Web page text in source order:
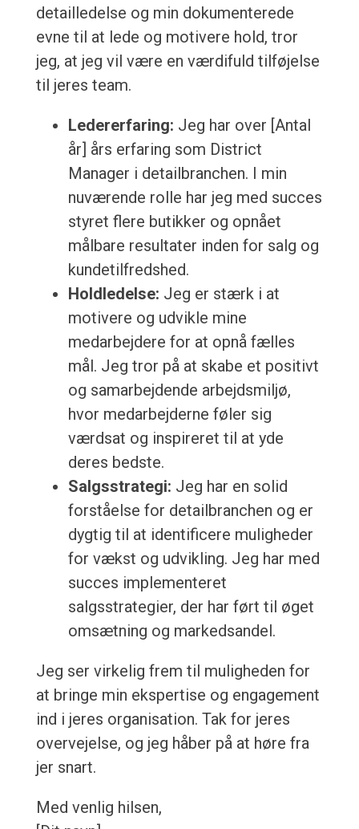
detailledelse og min dokumenterede
evne til at lede og motivere hold, tror
jeg, at jeg vil være en værdifuld tilføjelse
til jeres team.
Ledererfaring: Jeg har over [Antal
år] års erfaring som District
Manager i detailbranchen. I min
nuværende rolle har jeg med succes
styret flere butikker og opnået
målbare resultater inden for salg og
kundetilfredshed.
Holdledelse: Jeg er stærk i at
motivere og udvikle mine
medarbejdere for at opnå fælles
mål. Jeg tror på at skabe et positivt
og samarbejdende arbejdsmiljø,
hvor medarbejderne føler sig
værdsat og inspireret til at yde
deres bedste.
Salgsstrategi: Jeg har en solid
forståelse for detailbranchen og er
dygtig til at identificere muligheder
for vækst og udvikling. Jeg har med
succes implementeret
salgsstrategier, der har ført til øget
omsætning og markedsandel.
Jeg ser virkelig frem til muligheden for
at bringe min ekspertise og engagement
ind i jeres organisation. Tak for jeres
overvejelse, og jeg håber på at høre fra
jer snart.
Med venlig hilsen,